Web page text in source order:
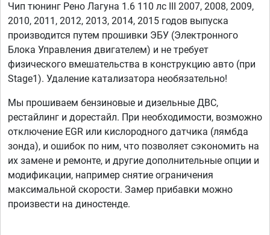
Чип тюнинг Рено Лагуна 1.6 110 лс III 2007, 2008, 2009,
2010, 2011, 2012, 2013, 2014, 2015 годов выпуска
производится путем прошивки ЭБУ (Электронного
Блока Управления двигателем) и не требует
физического вмешательства в конструкцию авто (при
Stage1). Удаление катализатора необязательно!
Мы прошиваем бензиновые и дизельные ДВС,
рестайлинг и дорестайл. При необходимости, возможно
отключение EGR или кислородного датчика (лямбда
зонда), и ошибок по ним, что позволяет сэкономить на
их замене и ремонте, и другие дополнительные опции и
модификации, например снятие ограничения
максимальной скорости. Замер прибавки можно
произвести на диностенде.